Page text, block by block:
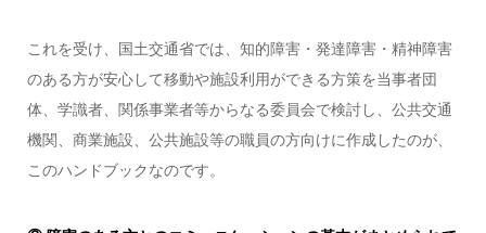
これを受け、国土交通省では、知的障害・発達障害・精神障害
のある方が安心して移動や施設利用ができる方策を当事者団
体、学識者、関係事業者等からなる委員会で検討し、公共交通
機関、商業施設、公共施設等の職員の方向けに作成したのが、
このハンドブックなのです。